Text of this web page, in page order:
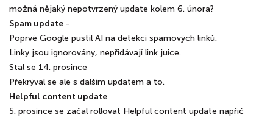
možná nějaký nepotvrzený update kolem 6. února?
Spam update -
Poprvé Google pustil AI na detekci spamových linků.
Linky jsou ignorovány, nepřidávají link juice.
Stal se 14. prosince
Překrýval se ale s dalším updatem a to.
Helpful content update
5. prosince se začal rollovat Helpful content update napříč